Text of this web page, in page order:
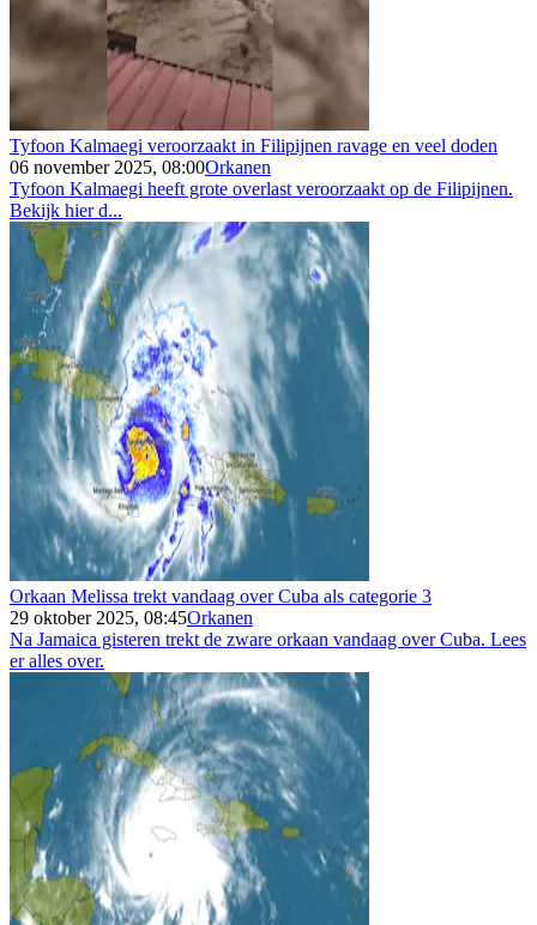
Tyfoon Kalmaegi veroorzaakt in Filipijnen ravage en veel doden
06 november 2025, 08:00Orkanen
Tyfoon Kalmaegi heeft grote overlast veroorzaakt op de Filipijnen.
Bekijk hier d...
Orkaan Melissa trekt vandaag over Cuba als categorie 3
29 oktober 2025, 08:45Orkanen
Na Jamaica gisteren trekt de zware orkaan vandaag over Cuba. Lees
er alles over.